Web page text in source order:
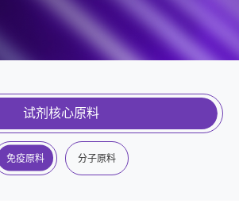
试剂核心原料
免疫原料 分子原料